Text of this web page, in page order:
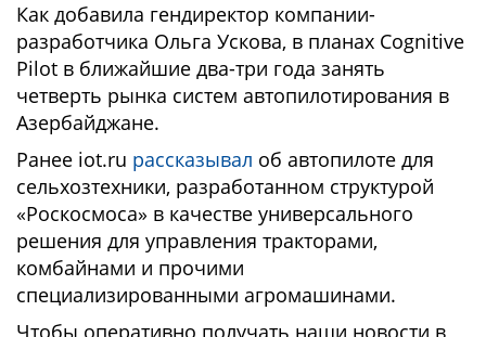
Как добавила гендиректор компании-
разработчика Ольга Ускова, в планах Cognitive
Pilot в ближайшие два-три года занять
четверть рынка систем автопилотирования в
Азербайджане.
Ранее iot.ru рассказывал об автопилоте для
сельхозтехники, разработанном структурой
«Роскосмоса» в качестве универсального
решения для управления тракторами,
комбайнами и прочими
специализированными агромашинами.
Чтобы оперативно получать наши новости в